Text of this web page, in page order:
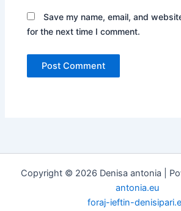
Save my name, email, and
for the next time I comment.
Copyright © 2026 Denisa antonia |
antonia.eu
foraj-ieftin-